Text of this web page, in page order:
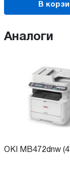
В
Аналоги
OKI MB472dnw